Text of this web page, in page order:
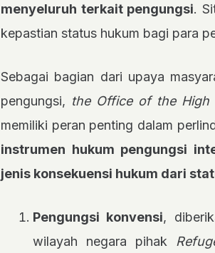
menyeluruh terkait pengungsi.
kepastian status hukum bagi para
Sebagai bagian dari upaya
pengungsi, the Office of the High
memiliki peran penting dalam
instrumen hukum pengungsi
jenis konsekuensi hukum dari
Pengungsi konvensi,
wilayah negara pihak